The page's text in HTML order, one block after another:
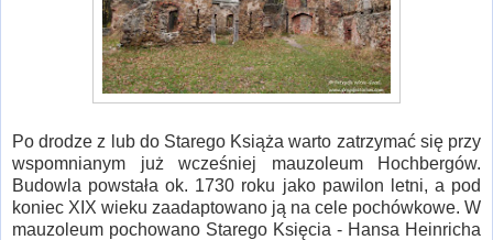
Po drodze z lub do Starego Książa warto zatrzymać się przy
wspomnianym już wcześniej mauzoleum Hochbergów.
Budowla powstała ok. 1730 roku jako pawilon letni, a pod
koniec XIX wieku zaadaptowano ją na cele pochówkowe. W
mauzoleum pochowano Starego Księcia - Hansa Heinricha